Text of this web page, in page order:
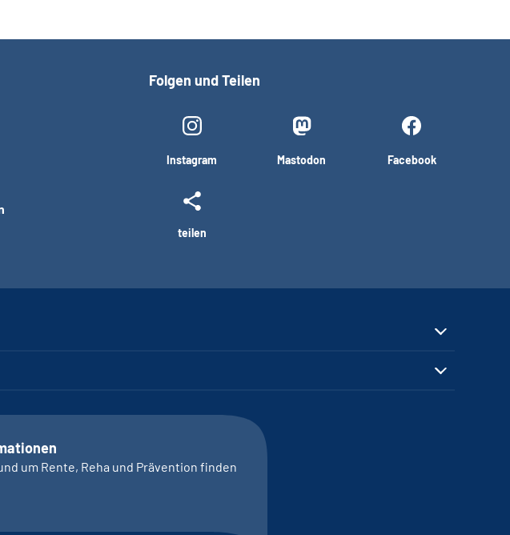
Folgen und Teilen
Instagram Mastodon Facebook
teilen
um Rente, Reha und Prävention finden